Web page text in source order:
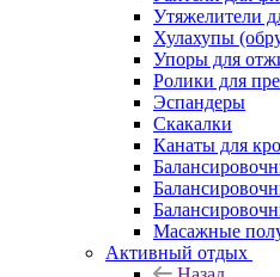
Утяжелители
Хулахупы
Упоры для
Ролики для
Эспандеры
Скакалки
Канаты для
Масажные
Активный отдых